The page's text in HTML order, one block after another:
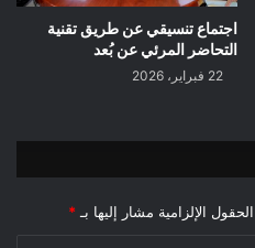
اجتماع تنسيقي عن طريق تقنية
التحاضر المرئي عن بُعد
22 فبراير، 2026
الحقول الإلزامية مشار إليها بـ *